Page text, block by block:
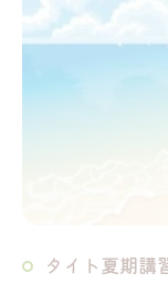
タイト夏期講